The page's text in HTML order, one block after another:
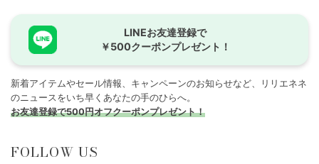
LINEお友達登録で
￥500クーポンプレゼント！
新着アイテムやセール情報、キャンペーンのお知らせなど、リリエネネ
のニュースをいち早くあなたの手のひらへ。
お友達登録で500円オフクーポンプレゼント！
FOLLOW US